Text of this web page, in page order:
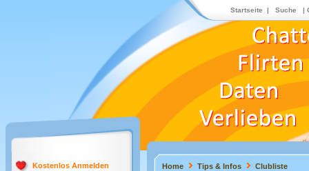
Startseite | Suche |
Kostenlos Anmelden Home Tips & Infos Clubliste